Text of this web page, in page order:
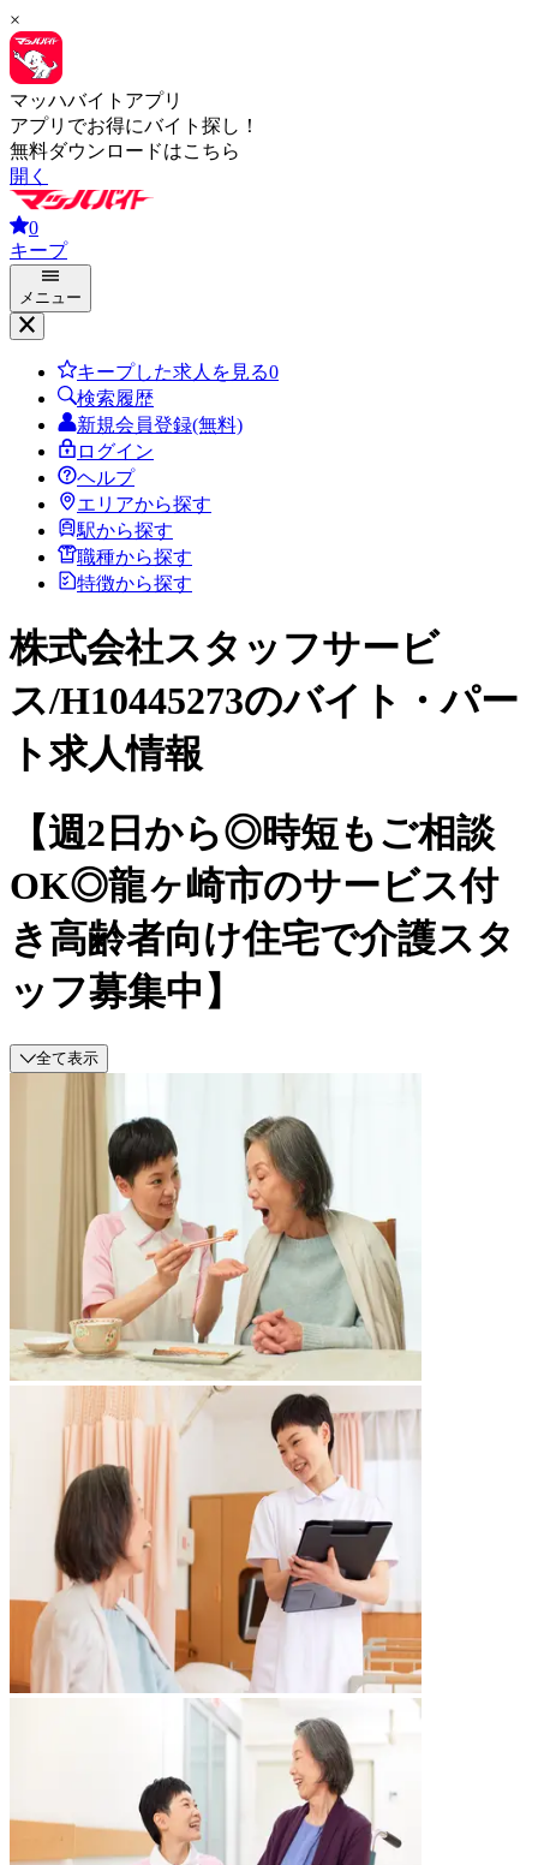
×
マッハバイトアプリ
アプリでお得にバイト探し！
無料ダウンロードはこちら
開く
0
キープ
メニュー
キープした求人を見る0
検索履歴
新規会員登録(無料)
ログイン
ヘルプ
エリアから探す
駅から探す
職種から探す
特徴から探す
株式会社スタッフサービ
ス/H10445273のバイト・パー
ト求人情報
【週2日から◎時短もご相談
OK◎龍ヶ崎市のサービス付
き高齢者向け住宅で介護スタ
ッフ募集中】
全て表示